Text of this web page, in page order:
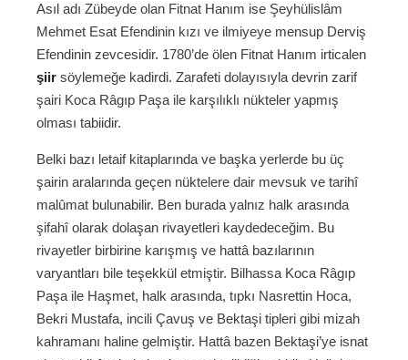
Asıl adı Zübeyde olan Fitnat Hanım ise Şeyhülislâm
Mehmet Esat Efendinin kızı ve ilmiyeye mensup Derviş
Efendinin zevcesidir. 1780’de ölen Fitnat Hanım irticalen
şiir söylemeğe kadirdi. Zarafeti dolayısıyla devrin zarif
şairi Koca Râgıp Paşa ile karşılıklı nükteler yapmış
olması tabiidir.
Belki bazı letaif kitaplarında ve başka yerlerde bu üç
şairin aralarında geçen nüktelere dair mevsuk ve tarihî
malûmat bulunabilir. Ben burada yalnız halk arasında
şifahî olarak dolaşan rivayetleri kaydedeceğim. Bu
rivayetler birbirine karışmış ve hattâ bazılarının
varyantları bile teşekkül etmiştir. Bilhassa Koca Râgıp
Paşa ile Haşmet, halk arasında, tıpkı Nasrettin Hoca,
Bekri Mustafa, incili Çavuş ve Bektaşi tipleri gibi mizah
kahramanı haline gelmiştir. Hattâ bazen Bektaşi’ye isnat